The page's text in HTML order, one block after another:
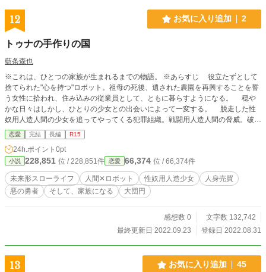
12 お気に入り追加 2
トゥナの手作りの国
藍条森也
※これは、ひとつの家族が生まれるまでの物語。 ※あらすじ 役立たずとして
捨てられた"心を持つ"ロボット。祖母の死後、遺された農園を再興することを誓
う女性に拾われ、住み込みの従業員として、ともに暮らすようになる。 穏や
かな日々はしかし、ひとりの少女との出会いによって一変する。 脱走した性
奴用人造人間の少女を追ってやってくる犯罪組織。戦闘用人造人間の脅威。破壊
される農場。そのさなかの決死の告白。 犯罪組織によって連れ去られた想い
人を救うために、役立たずの"心を持つ"ロボットがとった方法とは……。
バラバラにはじまった三つの人生はやがて絡み合い、ひとつのゴ−ルに向かって
進んでいく。 ※タイトル追加。 ※プロローグ順変更。 ※『ノベルアップ＋』に
ても公開。
恋愛 完結 長編 R15
24h.ポイント 0pt
小説 228,851 位 / 228,851件 恋愛 66,374 位 / 66,374件
未来形スローライフ 人間✕ロボット 性奴用人造少女
人身売買
悪の勇者
そして、家族になる 大団円
感想数 0
文字数 132,742
最終更新日 2022.09.23
登録日 2022.08.31
13 お気に入り追加 45